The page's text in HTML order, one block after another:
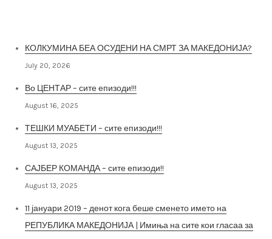
КОЛКУМИНА БЕА ОСУДЕНИ НА СМРТ ЗА МАКЕДОНИЈА?
July 20, 2026
Во ЦЕНТАР – сите епизоди!!!
August 16, 2025
ТЕШКИ МУАБЕТИ – сите епизоди!!!
August 13, 2025
САЈБЕР КОМАНДА – сите епизоди!!
August 13, 2025
11 јануари 2019 – денот кога беше сменето името на
РЕПУБЛИКА МАКЕДОНИЈА | Имиња на сите кои гласаа за